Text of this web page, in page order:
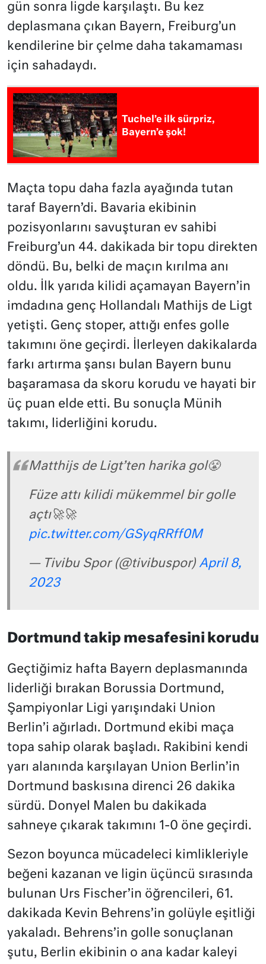
gün sonra ligde karşılaştı. Bu kez
deplasmana çıkan Bayern, Freiburg’un
kendilerine bir çelme daha takamaması
için sahadaydı.
Tuchel’e ilk sürpriz,
Bayern’e şok!
Maçta topu daha fazla ayağında tutan
taraf Bayern’di. Bavaria ekibinin
pozisyonlarını savuşturan ev sahibi
Freiburg’un 44. dakikada bir topu direkten
döndü. Bu, belki de maçın kırılma anı
oldu. İlk yarıda kilidi açamayan Bayern’in
imdadına genç Hollandalı Mathijs de Ligt
yetişti. Genç stoper, attığı enfes golle
takımını öne geçirdi. İlerleyen dakikalarda
farkı artırma şansı bulan Bayern bunu
başaramasa da skoru korudu ve hayati bir
üç puan elde etti. Bu sonuçla Münih
takımı, liderliğini korudu.
Matthijs de Ligt’ten harika gol😤
Füze attı kilidi mükemmel bir golle
açtı🚀🚀
pic.twitter.com/GSyqRRff0M
— Tivibu Spor (@tivibuspor) April 8,
2023
Dortmund takip mesafesini korudu
Geçtiğimiz hafta Bayern deplasmanında
liderliği bırakan Borussia Dortmund,
Şampiyonlar Ligi yarışındaki Union
Berlin’i ağırladı. Dortmund ekibi maça
topa sahip olarak başladı. Rakibini kendi
yarı alanında karşılayan Union Berlin’in
Dortmund baskısına direnci 26 dakika
sürdü. Donyel Malen bu dakikada
sahneye çıkarak takımını 1-0 öne geçirdi.
Sezon boyunca mücadeleci kimlikleriyle
beğeni kazanan ve ligin üçüncü sırasında
bulunan Urs Fischer’in öğrencileri, 61.
dakikada Kevin Behrens’in golüyle eşitliği
yakaladı. Behrens’in golle sonuçlanan
şutu, Berlin ekibinin o ana kadar kaleyi